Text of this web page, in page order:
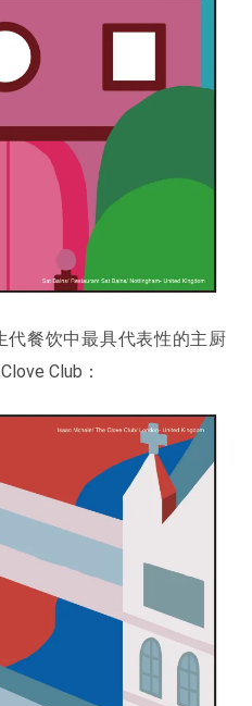
代餐饮中最具代表性的主厨
Club：